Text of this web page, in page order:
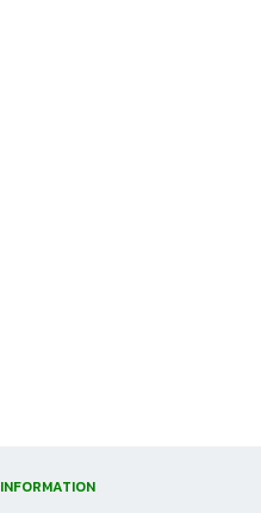
INFORMATION